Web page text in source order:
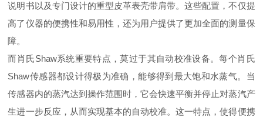
说明书以及专门设计的重型皮革表壳带肩带。这些配置，不仅提
高了仪器的便携性和易用性，还为用户提供了更加全面的测量保
障。
而 肖氏Shaw系统重要特点，莫过于其自动校准设备。每个肖氏
Shaw传感器都设计得极为准确 ，能够得到最大饱和水蒸气。当
传感器内的蒸汽达到操作范围时，它会快速平衡并停止对蒸汽产
生进一步反应，从而实现基本的自动校准。这一特点，使得便携